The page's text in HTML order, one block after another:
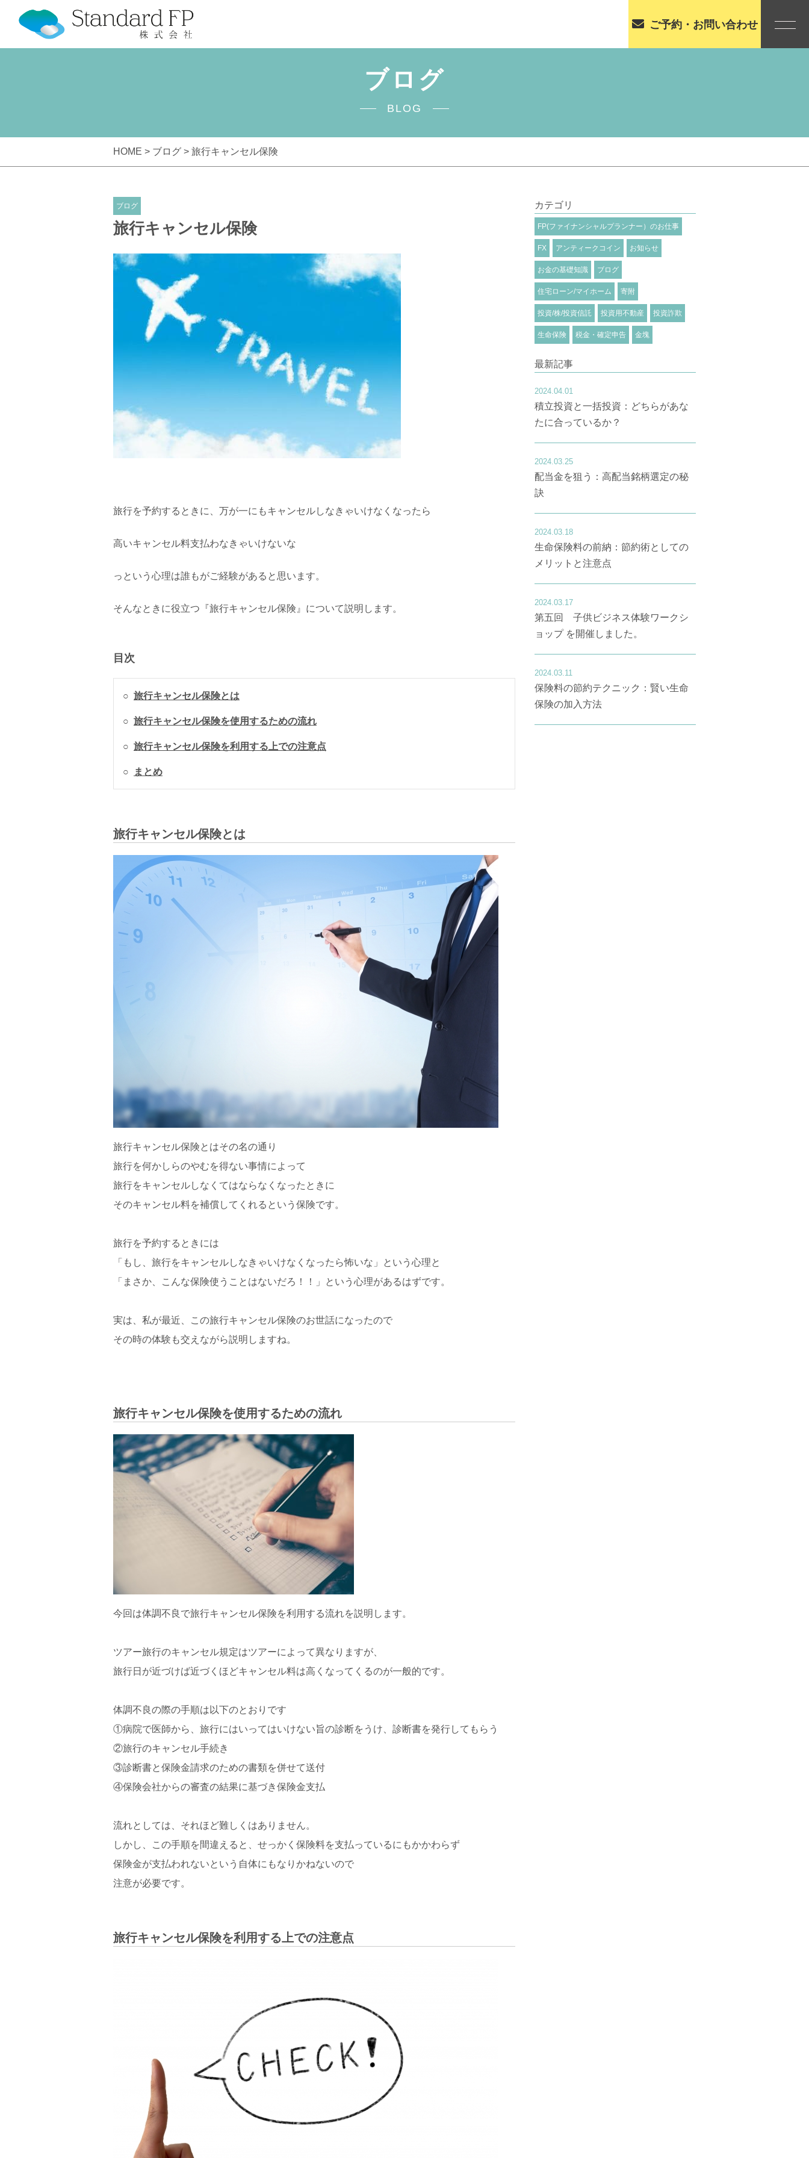
ご予約・お問い合わせ
ブログ
BLOG
HOME > ブログ > 旅行キャンセル保険
ブログ
旅行キャンセル保険
旅行を予約するときに、万が一にもキャンセルしなきゃいけなくなったら
高いキャンセル料支払わなきゃいけないな
っという心理は誰もがご経験があると思います。
そんなときに役立つ『旅行キャンセル保険』について説明します。
目次
○ 旅行キャンセル保険とは
○ 旅行キャンセル保険を使用するための流れ
○ 旅行キャンセル保険を利用する上での注意点
○ まとめ
旅行キャンセル保険とは
旅行キャンセル保険とはその名の通り
旅行を何かしらのやむを得ない事情によって
旅行をキャンセルしなくてはならなくなったときに
そのキャンセル料を補償してくれるという保険です。
旅行を予約するときには
「もし、旅行をキャンセルしなきゃいけなくなったら怖いな」という心理と
「まさか、こんな保険使うことはないだろ！！」という心理があるはずです。
実は、私が最近、この旅行キャンセル保険のお世話になったので
その時の体験も交えながら説明しますね。
旅行キャンセル保険を使用するための流れ
今回は体調不良で旅行キャンセル保険を利用する流れを説明します。
ツアー旅行のキャンセル規定はツアーによって異なりますが、
旅行日が近づけば近づくほどキャンセル料は高くなってくるのが一般的です。
体調不良の際の手順は以下のとおりです
①病院で医師から、旅行にはいってはいけない旨の診断をうけ、診断書を発行してもらう
②旅行のキャンセル手続き
③診断書と保険金請求のための書類を併せて送付
④保険会社からの審査の結果に基づき保険金支払
流れとしては、それほど難しくはありません。
しかし、この手順を間違えると、せっかく保険料を支払っているにもかかわらず
保険金が支払われないという自体にもなりかねないので
注意が必要です。
旅行キャンセル保険を利用する上での注意点
カテゴリ
FP(ファイナンシャルプランナー）のお仕事
FX アンティークコイン お知らせ
お金の基礎知識 ブログ
住宅ローン/マイホーム 寄附
投資/株/投資信託 投資用不動産 投資詐欺
生命保険 税金・確定申告 金塊
最新記事
2024.04.01
積立投資と一括投資：どちらがあな
たに合っているか？
2024.03.25
配当金を狙う：高配当銘柄選定の秘
訣
2024.03.18
生命保険料の前納：節約術としての
メリットと注意点
2024.03.17
第五回 子供ビジネス体験ワークシ
ョップ を開催しました。
2024.03.11
保険料の節約テクニック：賢い生命
保険の加入方法